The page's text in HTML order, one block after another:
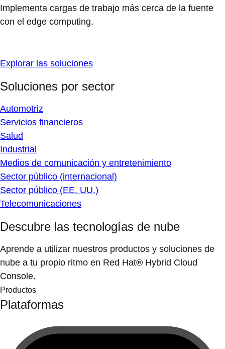
Implementa cargas de trabajo más cerca de la fuente
con el edge computing.
Explorar las soluciones
Soluciones por sector
Automotriz
Servicios financieros
Salud
Industrial
Medios de comunicación y entretenimiento
Sector público (internacional)
Sector público (EE. UU.)
Telecomunicaciones
Descubre las tecnologías de nube
Aprende a utilizar nuestros productos y soluciones de
nube a tu propio ritmo en Red Hat® Hybrid Cloud
Console.
Productos
Plataformas